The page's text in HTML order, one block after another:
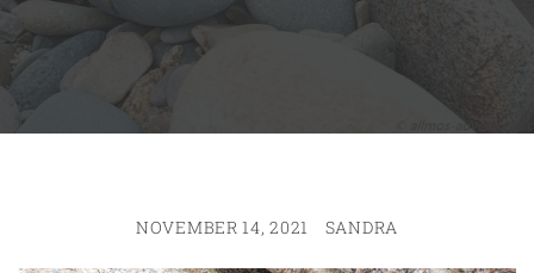
NOVEMBER 14, 2021 SANDRA